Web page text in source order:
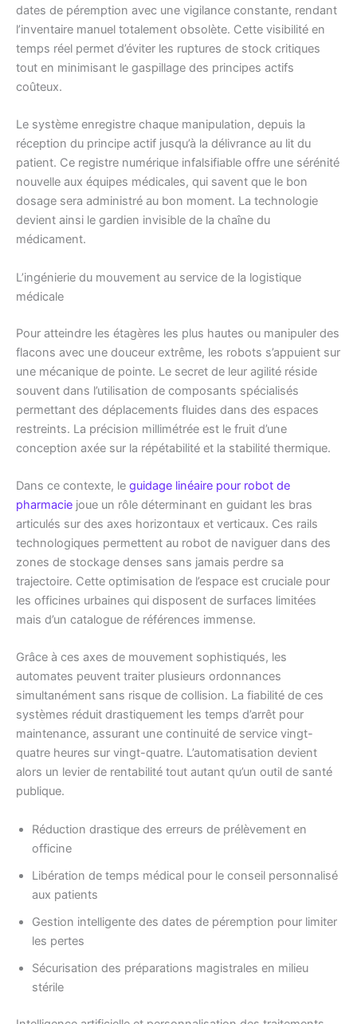
dates de péremption avec une vigilance constante, rendant
l’inventaire manuel totalement obsolète. Cette visibilité en
temps réel permet d’éviter les ruptures de stock critiques
tout en minimisant le gaspillage des principes actifs
coûteux.
Le système enregistre chaque manipulation, depuis la
réception du principe actif jusqu’à la délivrance au lit du
patient. Ce registre numérique infalsifiable offre une sérénité
nouvelle aux équipes médicales, qui savent que le bon
dosage sera administré au bon moment. La technologie
devient ainsi le gardien invisible de la chaîne du
médicament.
L’ingénierie du mouvement au service de la logistique
médicale
Pour atteindre les étagères les plus hautes ou manipuler des
flacons avec une douceur extrême, les robots s’appuient sur
une mécanique de pointe. Le secret de leur agilité réside
souvent dans l’utilisation de composants spécialisés
permettant des déplacements fluides dans des espaces
restreints. La précision millimétrée est le fruit d’une
conception axée sur la répétabilité et la stabilité thermique.
Dans ce contexte, le guidage linéaire pour robot de
pharmacie joue un rôle déterminant en guidant les bras
articulés sur des axes horizontaux et verticaux. Ces rails
technologiques permettent au robot de naviguer dans des
zones de stockage denses sans jamais perdre sa
trajectoire. Cette optimisation de l’espace est cruciale pour
les officines urbaines qui disposent de surfaces limitées
mais d’un catalogue de références immense.
Grâce à ces axes de mouvement sophistiqués, les
automates peuvent traiter plusieurs ordonnances
simultanément sans risque de collision. La fiabilité de ces
systèmes réduit drastiquement les temps d’arrêt pour
maintenance, assurant une continuité de service vingt-
quatre heures sur vingt-quatre. L’automatisation devient
alors un levier de rentabilité tout autant qu’un outil de santé
publique.
Réduction drastique des erreurs de prélèvement en
officine
Libération de temps médical pour le conseil personnalisé
aux patients
Gestion intelligente des dates de péremption pour limiter
les pertes
Sécurisation des préparations magistrales en milieu
stérile